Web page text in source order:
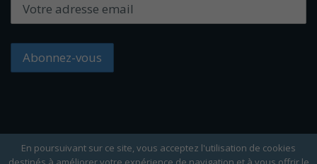
En poursuivant sur ce site, vous acceptez l'utilisation de cookies